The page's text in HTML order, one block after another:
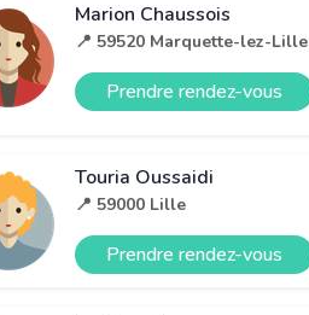
Marion Chaussois
📍 59520 Marquette-lez-Lille
Prendre rendez-vous
Touria Oussaidi
📍 59000 Lille
Prendre rendez-vous